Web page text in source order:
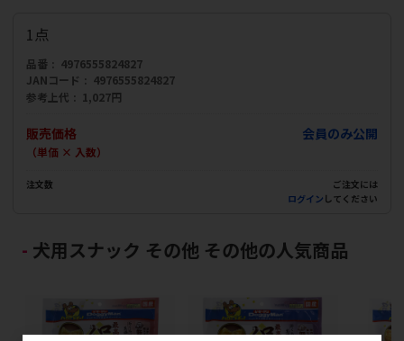
1点
品番
4976555824827
JANコード
4976555824827
参考上代
1,027円
販売価格
（単価 × 入数）
会員のみ公開
注文数
ご注文には
ログイン してください
犬用スナック その他 その他の人気商品